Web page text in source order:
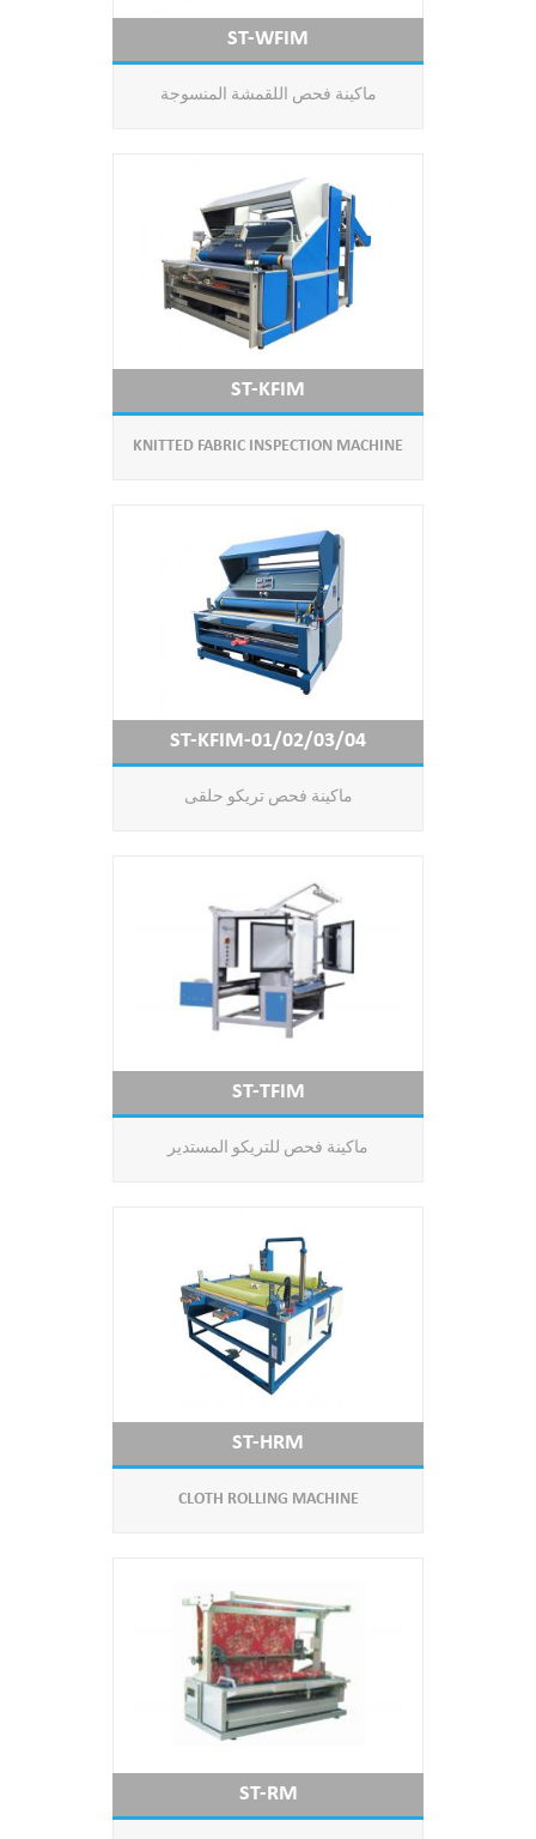
ST-WFIM
ماكينة فحص اللقمشة المنسوجة
ST-KFIM
KNITTED FABRIC INSPECTION MACHINE
ST-KFIM-01/02/03/04
ماكينة فحص تريكو حلقى
ST-TFIM
ماكينة فحص للتريكو المستدير
ST-HRM
CLOTH ROLLING MACHINE
ST-RM